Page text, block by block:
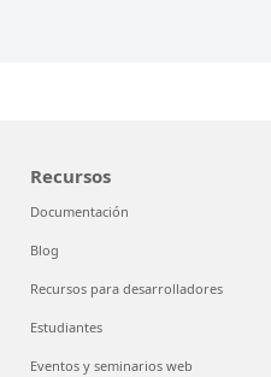
Recursos
Documentación
Blog
Recursos para desarrolladores
Estudiantes
Eventos y seminarios web